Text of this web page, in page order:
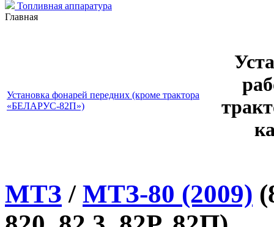
Топливная аппаратура
Главная
Установка фонарей передних (кроме трактора
«БЕЛАРУС-82П»)
МТЗ / МТЗ-80 (2009)